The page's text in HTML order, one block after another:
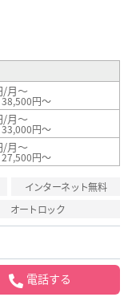
/月～
円～
/月～
円～
/月～
円～
インターネット無料
オートロック
電話する